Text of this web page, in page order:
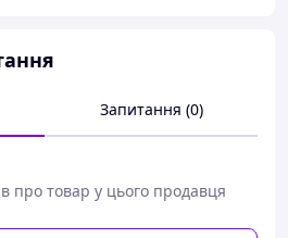
транспорт;
Запитання (0)
про товар у цього продавця